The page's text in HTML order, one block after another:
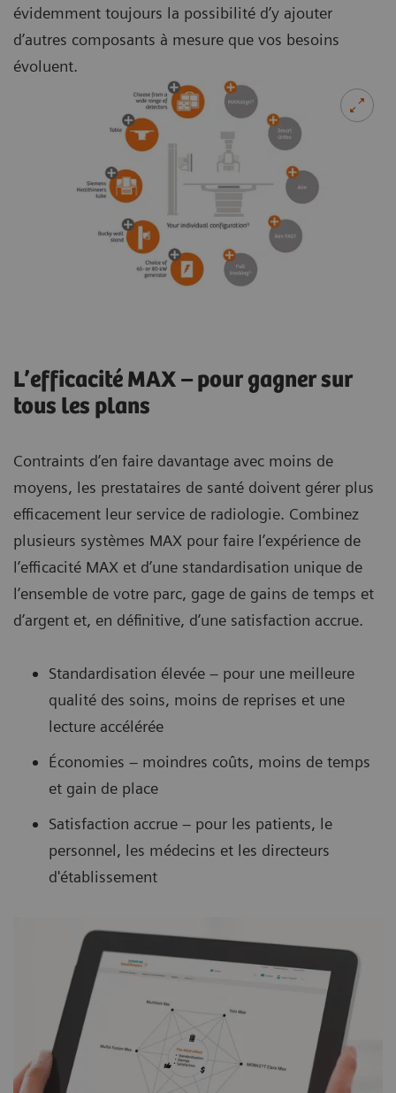
évidemment toujours la possibilité d’y ajouter
d’autres composants à mesure que vos besoins
évoluent.
L’efficacité MAX – pour gagner sur
tous les plans
Contraints d’en faire davantage avec moins de
moyens, les prestataires de santé doivent gérer plus
efficacement leur service de radiologie. Combinez
plusieurs systèmes MAX pour faire l’expérience de
l’efficacité MAX et d’une standardisation unique de
l’ensemble de votre parc, gage de gains de temps et
d’argent et, en définitive, d’une satisfaction accrue.
Standardisation élevée – pour une meilleure
qualité des soins, moins de reprises et une
lecture accélérée
Économies – moindres coûts, moins de temps
et gain de place
Satisfaction accrue – pour les patients, le
personnel, les médecins et les directeurs
d'établissement